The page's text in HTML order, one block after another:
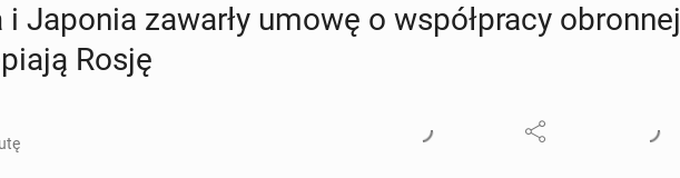
Japonia zawarły umowę o współ­pra­cy obron­nej
Rosję